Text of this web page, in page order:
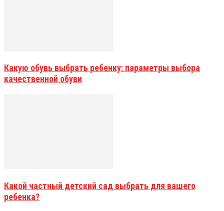
Какую обувь выбрать ребенку: параметры выбора
качественной обуви
Какой частный детский сад выбрать для вашего
ребенка?